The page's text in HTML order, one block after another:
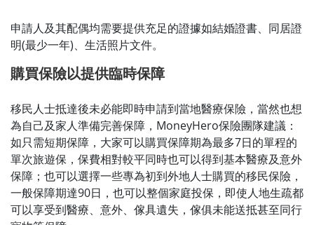
申請人及其配偶均需要提供充足的證據如結婚證書、同居證
明(最少一年)、生活照片文件。
購買保險以提供臨時保障
移民人士抵達後未必能即時申請到當地醫療保險，當然也想
為自己及家人準備完善保障，MoneyHero保險團隊建議：
如只需短期保障，大家可以購買保障期為最多7日的單程的
單次旅遊保，保費相對較平同時也可以得到基本醫療及意外
保障；也可以選擇一些專為初到外地人士購買的移民保險，
一般保障期達90日，也可以整個家庭投保，即使人地生疏都
可以享受到醫療、意外、傢具遺失，傢俱未能送抵甚至同行